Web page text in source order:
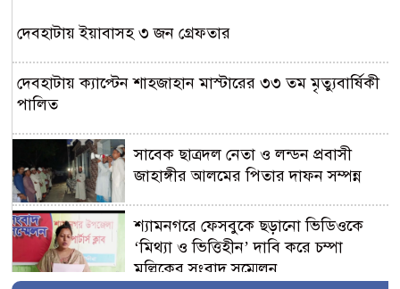
দেবহাটায় ইয়াবাসহ ৩ জন গ্রেফতার
দেবহাটায় ক্যাপ্টেন শাহজাহান মাস্টারের ৩৩ তম মৃত্যুবার্ষিকী
পালিত
সাবেক ছাত্রদল নেতা ও লন্ডন প্রবাসী
জাহাঙ্গীর আলমের পিতার দাফন সম্পন্ন
শ্যামনগরে ফেসবুকে ছড়ানো ভিডিওকে
‘মিথ্যা ও ভিত্তিহীন’ দাবি করে চম্পা
মল্লিকের সংবাদ সম্মেলন